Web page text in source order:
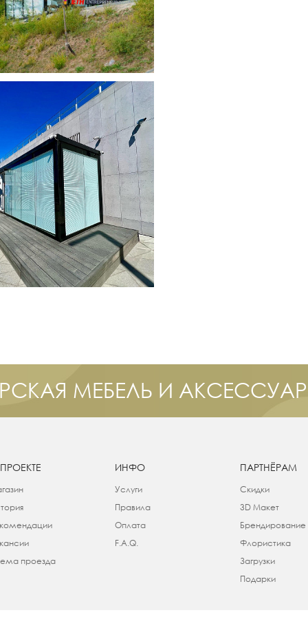
МЕБЕЛЬ И
проезда
ИНФО
Услуги
Правила
Оплата
F.A.Q.
ПАРТНЁРАМ
Скидки
3D Макет
Брендирование
Флористика
Загрузки
Подарки